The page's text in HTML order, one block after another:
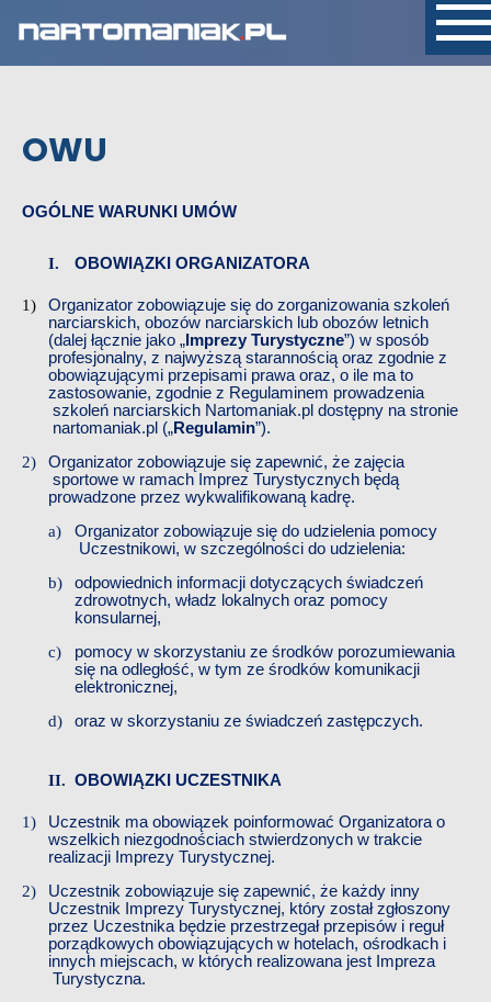
OWU
OGÓLNE WARUNKI UMÓW
OBOWIĄZKI ORGANIZATORA
Organizator zobowiązuje się do zorganizowania​​ szkoleń
narciarskich, obozów narciarskich lub obozów letnich
(dalej łącznie jako „ Imprezy Turystyczne”)​​ w sposób
profesjonalny, z najwyższą starannością oraz zgodnie z
obowiązującymi przepisami prawa oraz, o ile ma to
zastosowanie, zgodnie ​​ z Regulaminem prowadzenia​​
szkoleń narciarskich Nartomaniak.pl dostępny na stronie
nartomaniak.pl ​​ („Regulamin”).
Organizator zobowiązuje się zapewnić, że zajęcia
sportowe w ramach Imprez Turystycznych będą
prowadzone przez wykwalifikowaną kadrę.
Organizator zobowiązuje się do udzielenia pomocy
Uczestnikowi, w szczególności do udzielenia:
odpowiednich informacji dotyczących świadczeń
zdrowotnych, władz lokalnych oraz pomocy
konsularnej,
pomocy w skorzystaniu ze środków porozumiewania
się na odległość, w tym ze środków komunikacji
elektronicznej,
oraz w skorzystaniu ze świadczeń zastępczych.
OBOWIĄZKI UCZESTNIKA
Uczestnik ma obowiązek poinformować Organizatora o
wszelkich niezgodnościach stwierdzonych w trakcie
realizacji Imprezy Turystycznej.
Uczestnik zobowiązuje się zapewnić, że każdy inny
Uczestnik
Imprezy Turystycznej, który został zgłoszony
przez Uczestnika będzie przestrzegał przepisów i reguł
porządkowych obowiązujących w hotelach, ośrodkach i
innych miejscach, w których realizowana jest Impreza
Turystyczna.